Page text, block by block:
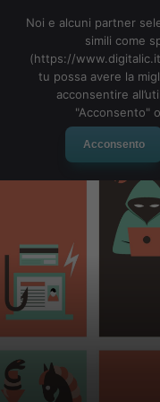
Noi e alcuni partner
simili come
(https://
tu possa avere la
acconsentire
"Acconsento"
Acconsento